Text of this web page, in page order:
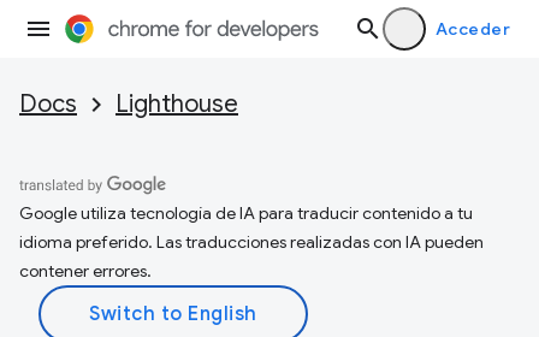
Acceder
Docs Lighthouse
Google utiliza tecnología de IA para traducir contenido a tu
idioma preferido. Las traducciones realizadas con IA pueden
contener errores.